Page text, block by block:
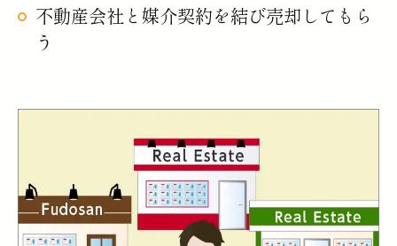
不動産会社と媒介契約を結び売却してもら
う